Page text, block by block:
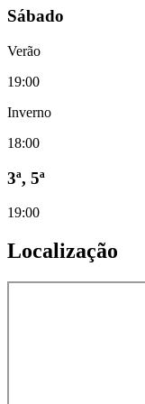
Sábado
Verão
19:00
Inverno
18:00
3ª, 5ª
19:00
Localização